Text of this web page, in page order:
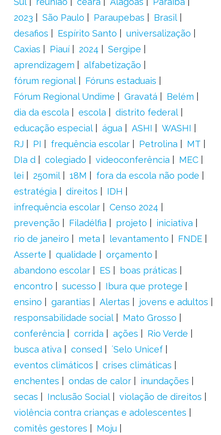
2023
São Paulo Paraupebas
Brasil
desafios
Espírito Santo
universalização
Caxias
Piauí 2024
Sergipe
aprendizagem
alfabetização
fórum regional
Fóruns estaduais
Fórum Regional Undime
Gravatá
Belém
dia da escola
escola
distrito federal
educação especial
água ASHI
WASHI
RJ
PI frequência escolar Petrolina
MT
DIa d
colegiado videoconferência
MEC
lei
250mil 18M
fora da escola não pode
estratégia
direitos
IDH
infrequência escolar
Censo 2024
prevenção
Filadélfia projeto
iniciativa
rio de janeiro
meta levantamento
FNDE
Asserte
qualidade
orçamento
abandono escolar
ES
boas práticas
encontro
sucesso
Ibura que protege
ensino
garantias Alertas
jovens e adultos
responsabilidade social
Mato Grosso
conferência
corrida ações
Rio Verde
busca ativa
consed
´Selo Unicef
eventos climáticos
crises climáticas
enchentes
ondas de calor
inundações
secas
Inclusão Social
violação de direitos
violência contra crianças e adolescentes
comitês gestores
Moju